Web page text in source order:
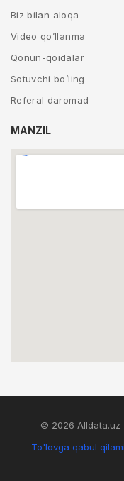
Biz bilan aloqa
Video qo’llanma
Qonun-qoidalar
Sotuvchi bo’ling
Referal daromad
MANZIL
© 2026 Alldata.uz
To'lovga qabul